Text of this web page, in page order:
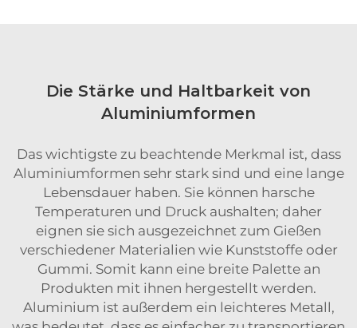
Die Stärke und Haltbarkeit von
Aluminiumformen
Das wichtigste zu beachtende Merkmal ist, dass
Aluminiumformen sehr stark sind und eine lange
Lebensdauer haben. Sie können harsche
Temperaturen und Druck aushalten; daher
eignen sie sich ausgezeichnet zum Gießen
verschiedener Materialien wie Kunststoffe oder
Gummi. Somit kann eine breite Palette an
Produkten mit ihnen hergestellt werden.
Aluminium ist außerdem ein leichteres Metall,